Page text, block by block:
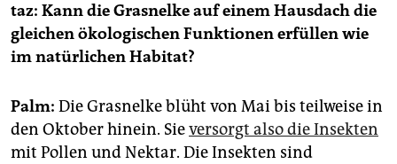
taz: Kann die Grasnelke auf einem Hausdach die
gleichen ökologischen Funktionen erfüllen wie
im natürlichen Habitat?
Palm: Die Grasnelke blüht von Mai bis teilweise in
den Oktober hinein. Sieversorgt also die Insekten
mit Pollen und Nektar. Die Insekten sind